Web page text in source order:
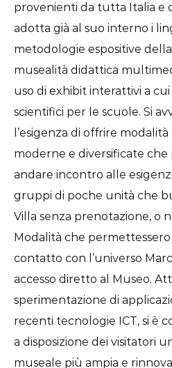
provenienti da tutta Italia e
adotta già al suo interno i
metodologie espositive
musealità didattica
uso di exhibit interattivi a
scientifici per le scuole. Si
l’esigenza di offrire
moderne e diversificate che
andare incontro alle
gruppi di poche unità che
Villa senza prenotazione, o
Modalità che
contatto con l’universo
accesso diretto al Museo.
sperimentazione di
recenti tecnologie ICT, si è
a disposizione dei visitatori
museale più ampia e